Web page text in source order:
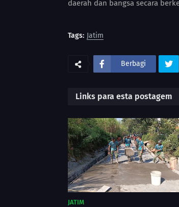
daerah dan bangsa secara
Tags: Jatim
Berbagi
Links para esta postagem
JATIM